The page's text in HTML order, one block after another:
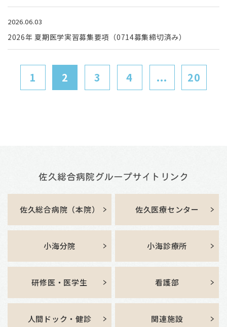
2026.06.03
2026年 夏期医学実習募集要項（0714募集締切済み）
1 2 3 4 ... 20
佐久総合病院（本院） 佐久医療センター
小海分院 小海診療所
研修医・医学生 看護部
人間ドック・健診 関連施設